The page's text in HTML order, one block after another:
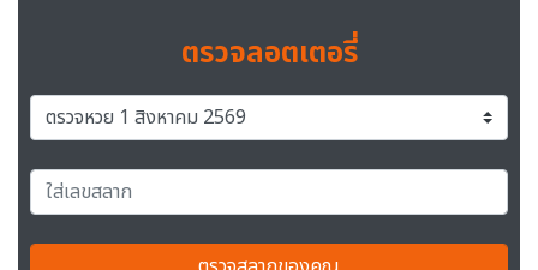
ตรวจลอตเตอรี่